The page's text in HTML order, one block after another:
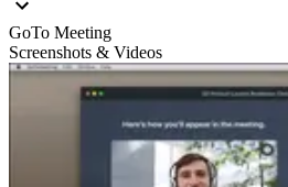
GoTo Meeting
Screenshots & Videos